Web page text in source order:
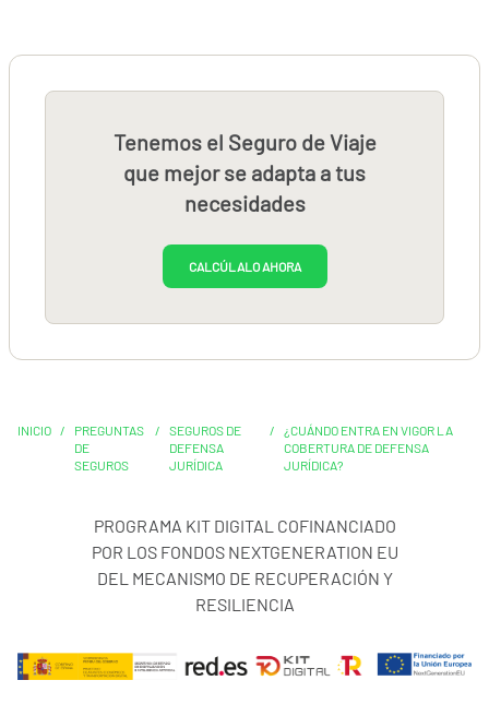
Tenemos el Seguro de Viaje
que mejor se adapta a tus
necesidades
CALCÚLALO AHORA
INICIO /
PREGUNTAS
DE
SEGUROS
/
SEGUROS DE
DEFENSA
JURÍDICA
/
¿CUÁNDO ENTRA EN VIGOR LA
COBERTURA DE DEFENSA
JURÍDICA?
PROGRAMA KIT DIGITAL COFINANCIADO
POR LOS FONDOS NEXTGENERATION EU
DEL MECANISMO DE RECUPERACIÓN Y
RESILIENCIA